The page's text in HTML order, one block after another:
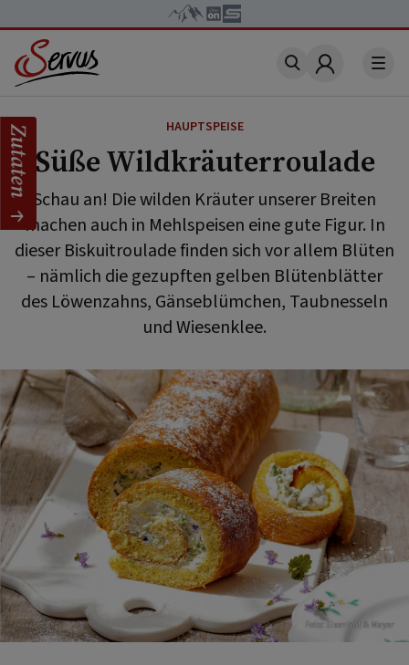
Account
HAUPTSPEISE
Süße Wildkräuterroulade
Schau an! Die wilden Kräuter unserer Breiten
machen auch in Mehlspeisen eine gute Figur. In
dieser Biskuitroulade finden sich vor allem Blüten
– nämlich die gezupften gelben Blütenblätter
des Löwenzahns, Gänseblümchen, Taubnesseln
und Wiesenklee.
Foto: Eisenhut & Mayer
Zutaten